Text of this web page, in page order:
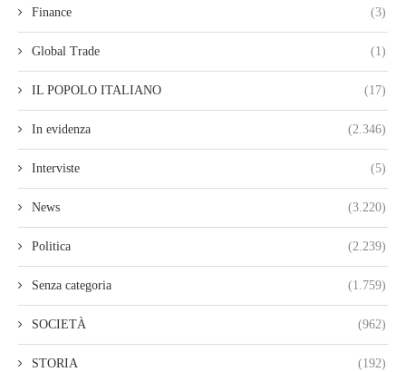
Finance (3)
Global Trade (1)
IL POPOLO ITALIANO (17)
In evidenza (2.346)
Interviste (5)
News (3.220)
Politica (2.239)
Senza categoria (1.759)
SOCIETÀ (962)
STORIA (192)